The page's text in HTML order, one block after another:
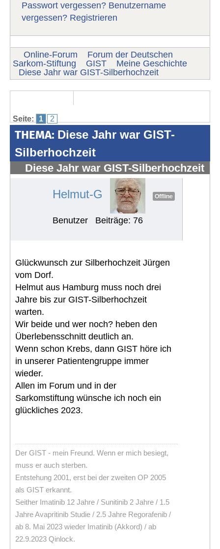
Passwort vergessen? Benutzername
vergessen? Registrieren
Online-Forum
Forum der Deutschen
Sarkom-Stiftung
GIST
Meine Geschichte
Diese Jahr war GIST-Silberhochzeit
Seite: 1 2
THEMA: Diese Jahr war GIST-
Silberhochzeit
Diese Jahr war GIST-Silberhochzeit
Helmut-G Offline
Benutzer Beiträge: 76
Glückwunsch zur Silberhochzeit Jürgen
vom Dorf.
Helmut aus Hamburg muss noch drei
Jahre bis zur GIST-Silberhochzeit
warten.
Wir beide und wer noch? heben den
Überlebensschnitt deutlich an.
Wenn schon Krebs, dann GIST höre ich
in unserer Patientengruppe immer
wieder.
Allen im Forum und in der
Sarkomstiftung wünsche ich noch ein
glückliches 2023.
Der GIST - mein Freund. Wenn er mich besiegt,
muss er auch sterben.
Entstehung 2001, erst bei der zweiten OP 2005
als GIST erkannt.
Seither Imatinib 12 Jahre / Sunitinib 2 Jahre / 1.5
Jahre Avapritinib Studie / 2.5 Jahre Regorafenib /
ab 8. Mai 2023 wieder Imatinib (Akkord) / ab
22.9.2023 Qinlock.